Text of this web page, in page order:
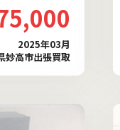
2025年03月
妙高市出張買取